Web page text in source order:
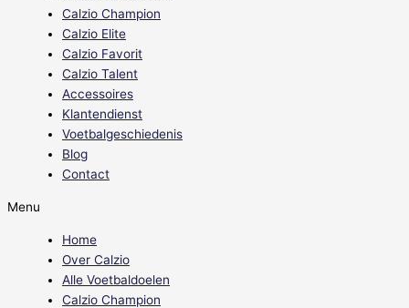
Calzio Champion
Calzio Elite
Calzio Favorit
Calzio Talent
Accessoires
Klantendienst
Voetbalgeschiedenis
Blog
Contact
Menu
Home
Over Calzio
Alle Voetbaldoelen
Calzio Champion